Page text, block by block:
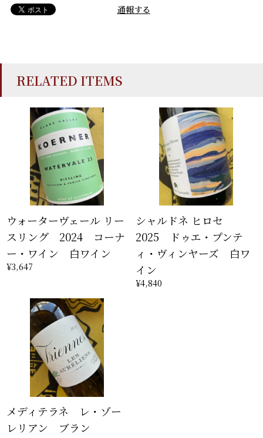
通報する
RELATED ITEMS
ウォーターヴェール リー
スリング 2024 コーナ
ー・ワイン 白ワイン
¥3,647
シャルドネ ヒロセ
2025 ドゥエ・プンテ
ィ・ヴィンヤーズ 白ワ
イン
¥4,840
メディテラネ レ・ゾー
レリアン ブラン